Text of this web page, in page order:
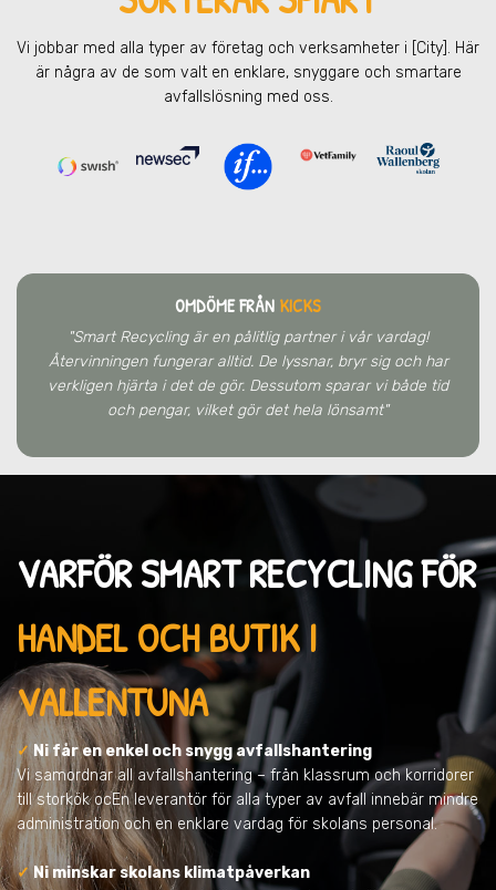
Vi jobbar med alla typer av företag och verksamheter i [City] . Här
är några av de som valt en enklare, snyggare och smartare
avfallslösning med oss.
OMDÖME FRÅN KICKS
"Smart Recycling är en pålitlig partner i vår vardag!
Återvinningen fungerar alltid. De lyssnar, bryr sig och har
verkligen hjärta i det de gör. Dessutom sparar vi både tid
och pengar, vilket gör det hela lönsamt"
VARFÖR SMART RECYCLING FÖR
HANDEL OCH BUTIK I
VALLENTUNA
✓ Ni får en enkel och snygg avfallshantering
Vi samordnar all avfallshantering – från klassrum och korridorer
till storkök ocEn leverantör för alla typer av avfall innebär mindre
administration och en enklare vardag för skolans personal.
✓Ni minskar skolans klimatpåverkan